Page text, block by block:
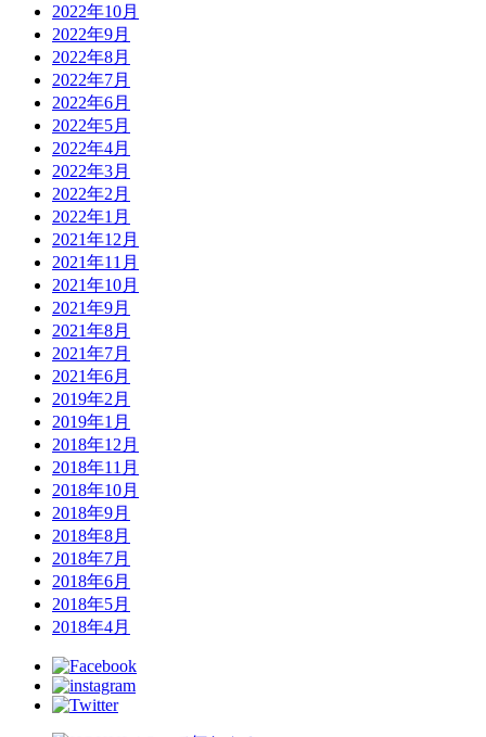
2022年10月
2022年9月
2022年8月
2022年7月
2022年6月
2022年5月
2022年4月
2022年3月
2022年2月
2022年1月
2021年12月
2021年11月
2021年10月
2021年9月
2021年8月
2021年7月
2021年6月
2019年2月
2019年1月
2018年12月
2018年11月
2018年10月
2018年9月
2018年8月
2018年7月
2018年6月
2018年5月
2018年4月